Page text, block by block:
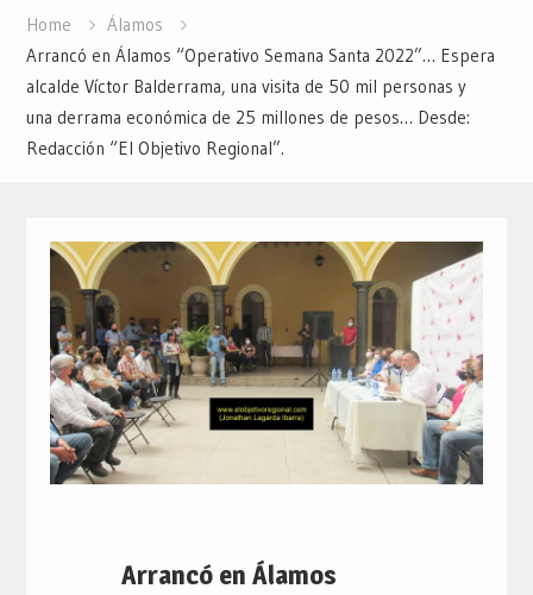
Home
Álamos
Arrancó en Álamos “Operativo Semana Santa 2022”… Espera
alcalde Víctor Balderrama, una visita de 50 mil personas y
una derrama económica de 25 millones de pesos… Desde:
Redacción “El Objetivo Regional”.
Arrancó en Álamos